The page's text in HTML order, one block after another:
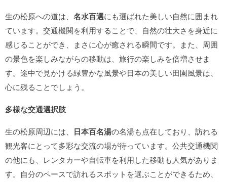
生の松原への道は、 名水百選にも選ばれた美しい自然に囲まれ
ています。交通機関を利用することで、自然の壮大さを身近に
感じることができ、まさに心が癒される瞬間です。また、周囲
の景色を楽しみながらの移動は、旅行の楽しみを倍増させま
す。途中で見かける緑豊かな風景や日本の美しい田園風景は、
心に残ることでしょう。
多様な交通選択肢
生の松原周辺には、 日本百名湯の名湯も点在しており、訪れる
観光客にとって多彩な交流の場が待っています。公共交通機関
の他にも、レンタカーや自転車を利用した移動も人気がありま
す。自分のペースで訪れるスポットを選ぶことができるため、